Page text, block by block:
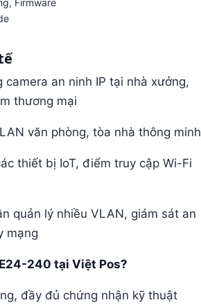
camera an ninh IP tại nhà xưởng,
thương mại
văn phòng, tòa nhà thông minh
thiết bị IoT, điểm truy cập Wi-Fi
quản lý nhiều VLAN, giám sát an
mạng
240 tại Việt Pos?
đầy đủ chứng nhận kỹ thuật